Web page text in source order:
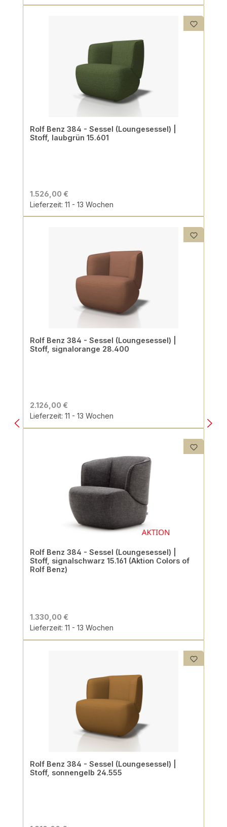
Rolf Benz 384 - Sessel (Loungesessel) |
Stoff, laubgrün 15.601
1.526,00 €
Lieferzeit: 11 - 13 Wochen
Rolf Benz 384 - Sessel (Loungesessel) |
Stoff, signalorange 28.400
2.126,00 €
Lieferzeit: 11 - 13 Wochen
Rolf Benz 384 - Sessel (Loungesessel) |
Stoff, signalschwarz 15.161 (Aktion Colors of
Rolf Benz)
1.330,00 €
Lieferzeit: 11 - 13 Wochen
Rolf Benz 384 - Sessel (Loungesessel) |
Stoff, sonnengelb 24.555